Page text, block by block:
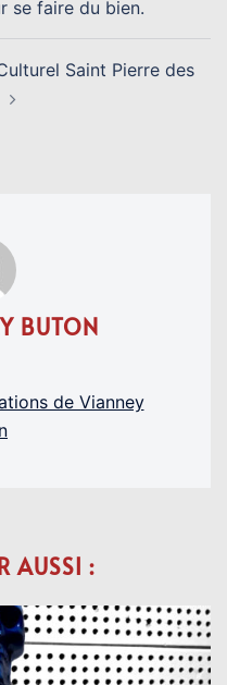
se faire du bien.
Saint Pierre des
BUTON
de Vianney
AUSSI :